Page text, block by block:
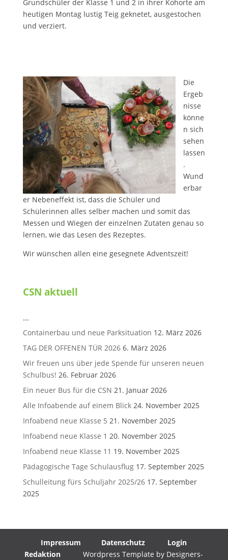
Grundschüler der Klasse 1 und 2 in ihrer Kohorte am
heutigen Montag lustig Teig geknetet, ausgestochen
und verziert.
Die
Ergeb
nisse
könne
n sich
sehen
lassen
.
Wund
erbar
er Nebeneffekt ist, dass die Schüler und
Schülerinnen alles selber machen und somit das
Messen und Wiegen der einzelnen Zutaten genau so
lernen, wie das Lesen des Rezeptes.
Wir wünschen allen eine gesegnete Adventszeit!
CSN aktuell
…
Containerbau und neue Parksituation 12. März 2026
TAG DER OFFENEN TÜR 2026 6. März 2026
Wir freuen uns über jede Spende für unseren neuen
Schulbus! 26. Februar 2026
Ein neuer Bus für die CSN 21. Januar 2026
Alle Infoabende auf einem Blick 24. November 2025
Infoabend neue Klasse 5 21. November 2025
Infoabend neue Klasse 1 20. November 2025
Infoabend neue Klasse 11 19. November 2025
Pädagogische Tage Schulausflug 17. September 2025
Schulleitung fürs Schuljahr 2025/26 17. September
2025
Impressum Datenschutz
Login
Redaktion Wordpress Template by Designers-